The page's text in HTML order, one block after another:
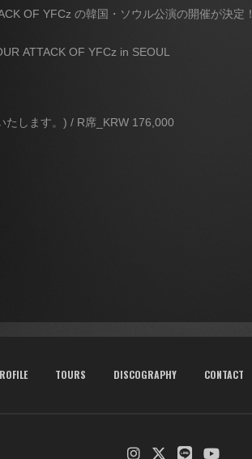
OF YFCz の韓国・ソウル公演の開催が決定！
ATTACK OF YFCz in SEOUL
たします。) / R席_KRW 176,000
TOURS DISCOGRAPHY CONTACT